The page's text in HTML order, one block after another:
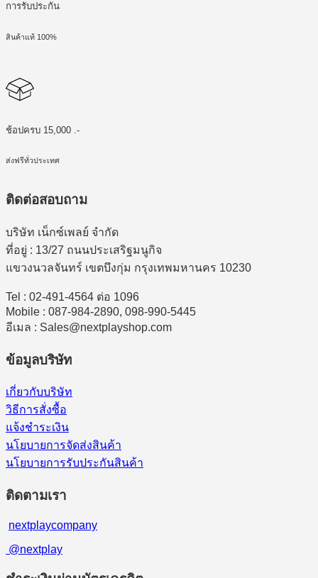
การรับประกัน
สินค้าแท้ 100%
ช้อปครบ 15,000 .-
ส่งฟรีทั่วประเทศ
ติดต่อสอบถาม
บริษัท เน็กซ์เพลย์ จำกัด
ที่อยู่ : 13/27 ถนนประเสริฐมนูกิจ
แขวงนวลจันทร์ เขตบึงกุ่ม กรุงเทพมหานคร 10230
Tel : 02-491-4564 ต่อ 1096
Mobile : 087-984-2890, 098-990-5445
อีเมล : Sales@nextplayshop.com
ข้อมูลบริษัท
เกี่ยวกับบริษัท
วิธีการสั่งซื้อ
แจ้งชำระเงิน
นโยบายการจัดส่งสินค้า
นโยบายการรับประกันสินค้า
ติดตามเรา
nextplaycompany
@nextplay